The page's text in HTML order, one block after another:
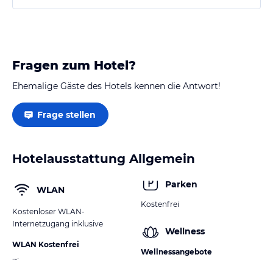
Fragen zum Hotel?
Ehemalige Gäste des Hotels kennen die Antwort!
Frage stellen
Hotelausstattung Allgemein
WLAN
Kostenloser WLAN-
Internetzugang inklusive
WLAN Kostenfrei
Parken
Kostenfrei
Wellness
Wellnessangebote